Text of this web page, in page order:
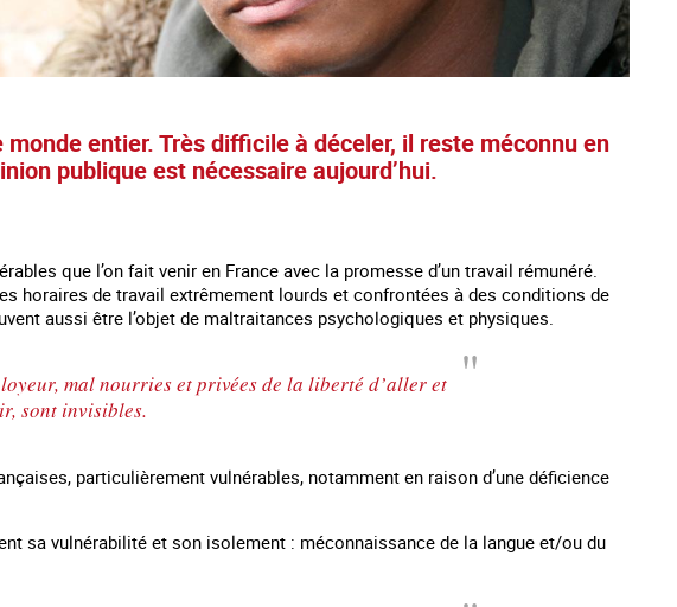
#Invisibles : Traite des mineurs en France #Devenir : l'accompagnement des mineurs Les
entier. Très difficile à déceler, il reste méconnu en
publique est nécessaire aujourd’hui.
que l’on fait venir en France avec la promesse d’un travail rémunéré.
horaires de travail extrêmement lourds et confrontées à des conditions de
aussi être l’objet de maltraitances psychologiques et physiques.
mal nourries et privées de la liberté d’aller et
sont invisibles.
particulièrement vulnérables, notamment en raison d’une déficience
sa vulnérabilité et son isolement : méconnaissance de la langue et/ou du